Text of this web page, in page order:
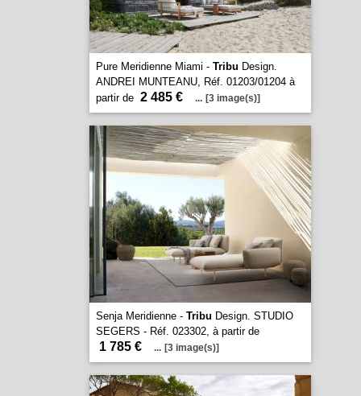
Pure Meridienne Miami - Tribu Design.
ANDREI MUNTEANU, Réf. 01203/01204 à
partir de 2 485 € ... [3 image(s)]
Senja Meridienne - Tribu Design. STUDIO
SEGERS - Réf. 023302, à partir de
1 785 € ... [3 image(s)]